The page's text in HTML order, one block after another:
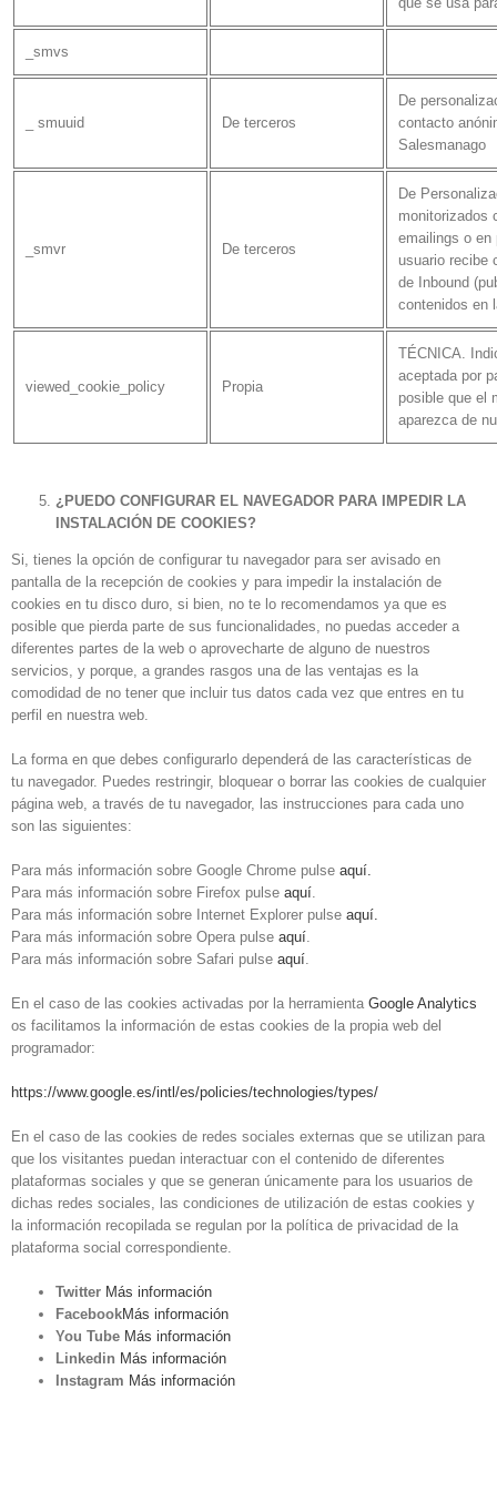
_smvs
_ smuuid De terceros
De
contacto
Salesmanago
_smvr De terceros
De
monitorizados
emailings o en
usuario recibe
de Inbound
contenidos en
viewed_cookie_policy Propia
TÉCNICA.
aceptada por
posible que el
aparezca de
¿PUEDO CONFIGURAR EL NAVEGADOR PARA IMPEDIR LA
INSTALACIÓN DE COOKIES?
Si, tienes la opción de configurar tu navegador para ser avisado en
pantalla de la recepción de cookies y para impedir la instalación de
cookies en tu disco duro, si bien, no te lo recomendamos ya que es
posible que pierda parte de sus funcionalidades, no puedas acceder a
diferentes partes de la web o aprovecharte de alguno de nuestros
servicios, y porque, a grandes rasgos una de las ventajas es la
comodidad de no tener que incluir tus datos cada vez que entres en tu
perfil en nuestra web.
La forma en que debes configurarlo dependerá de las características de
tu navegador. Puedes restringir, bloquear o borrar las cookies de cualquier
página web, a través de tu navegador, las instrucciones para cada uno
son las siguientes:
Para más información sobre Google Chrome pulse aquí.
Para más información sobre Firefox pulse aquí.
Para más información sobre Internet Explorer pulse aquí.
Para más información sobre Opera pulse aquí.
Para más información sobre Safari pulse aquí.
En el caso de las cookies activadas por la herramienta Google Analytics
os facilitamos la información de estas cookies de la propia web del
programador:
https://www.google.es/intl/es/policies/technologies/types/
En el caso de las cookies de redes sociales externas que se utilizan para
que los visitantes puedan interactuar con el contenido de diferentes
plataformas sociales y que se generan únicamente para los usuarios de
dichas redes sociales, las condiciones de utilización de estas cookies y
la información recopilada se regulan por la política de privacidad de la
plataforma social correspondiente.
Twitter Más información
FacebookMás información
You Tube Más información
Linkedin Más información
Instagram Más información